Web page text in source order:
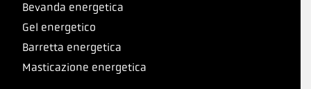
Bevanda energetica
Gel energetico
Barretta energetica
Masticazione energetica